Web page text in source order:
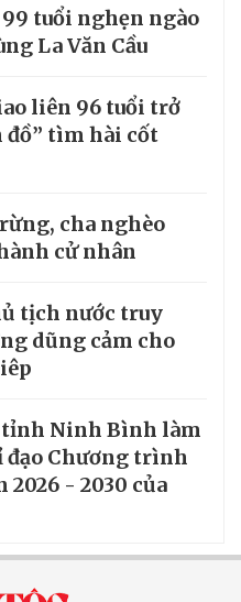
tuổi nghẹn ngào
La Văn Cầu
liên 96 tuổi trở
đồ” tìm hài cốt
cha nghèo
cử nhân
tịch nước truy
dũng cảm cho
tỉnh Ninh Bình làm
đạo Chương trình
2026 - 2030 của